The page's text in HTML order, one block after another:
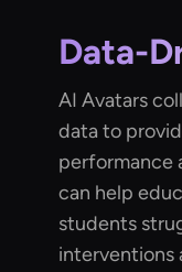
Data-
AI Avatars
data to
performance
can help
students
interventions